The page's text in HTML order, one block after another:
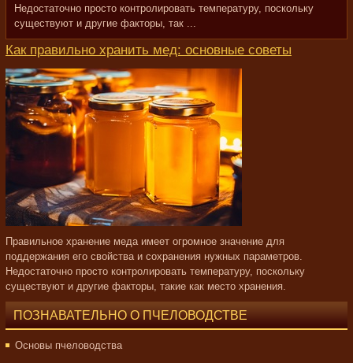
Недостаточно просто контролировать температуру, поскольку
существуют и другие факторы, так ...
Как правильно хранить мед: основные советы
Правильное хранение меда имеет огромное значение для
поддержания его свойства и сохранения нужных параметров.
Недостаточно просто контролировать температуру, поскольку
существуют и другие факторы, такие как место хранения.
ПОЗНАВАТЕЛЬНО О ПЧЕЛОВОДСТВЕ
Основы пчеловодства